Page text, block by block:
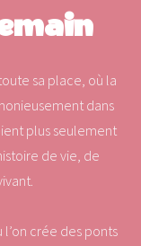
sa place, où la
dans
plus seulement
de vie, de
crée des ponts